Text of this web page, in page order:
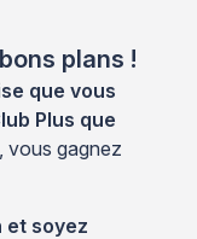
plans !
que vous
Plus que
vous gagnez
et soyez